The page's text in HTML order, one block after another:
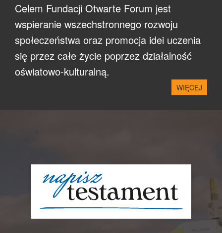
Celem Fundacji Otwarte Forum jest
wspieranie wszechstronnego rozwoju
społeczeństwa oraz promocja idei uczenia
się przez całe życie poprzez działalność
oświatowo-kulturalną.
WIĘCEJ